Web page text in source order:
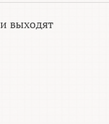
выходят